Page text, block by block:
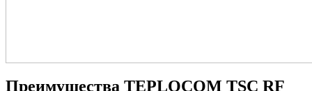
Преимущества TEPLOCOM TSC RF